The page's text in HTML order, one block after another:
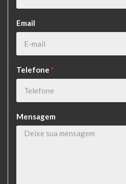
Email
Telefone *
Mensagem